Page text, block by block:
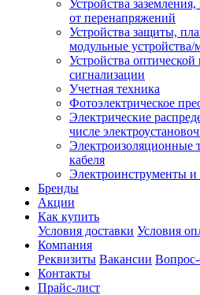
Устройства
от перенапряжений
Устройства защиты,
модульные
Устройства оптической
сигнализации
Учетная техника
Фотоэлектрическое
Электрические
числе
Электроизоляционные
кабеля
Электроинструменты и
Бренды
Акции
Как купить
Условия доставки Условия
Компания
Реквизиты Вакансии Вопрос-
Контакты
Прайс-лист